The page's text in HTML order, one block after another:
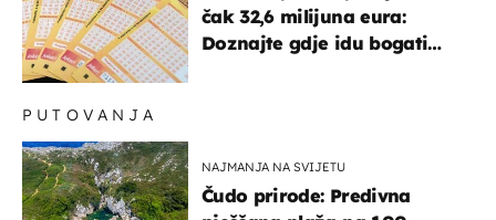
čak 32,6 milijuna eura:
Doznajte gdje idu bogati
PUTOVANJA
NAJMANJA NA SVIJETU
Čudo prirode: Predivna